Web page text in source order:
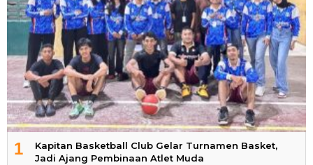
1
Kapitan Basketball Club Gelar Turnamen Basket,
Jadi Ajang Pembinaan Atlet Muda